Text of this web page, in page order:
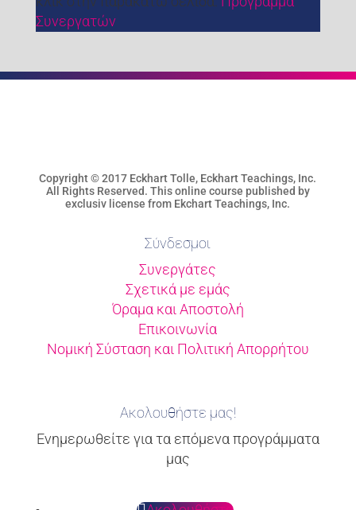
Συνεργατών
Copyright © 2017 Eckhart Tolle, Eckhart Teachings, Inc.
All Rights Reserved. This online course published by
exclusiv license from Ekchart Teachings, Inc.
Σύνδεσμοι
Συνεργάτες
Σχετικά με εμάς
Όραμα και Αποστολή
Επικοινωνία
Nομική Σύσταση και Πολιτική Απορρήτου
Ακολουθήστε μας!
Ενημερωθείτε για τα επόμενα προγράμματα
μας